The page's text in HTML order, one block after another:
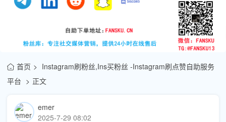
首页
Instagram刷粉丝,Ins买粉丝 -Instagram刷点赞自助服务
平台
正文
emer
2025-7-29 08:02